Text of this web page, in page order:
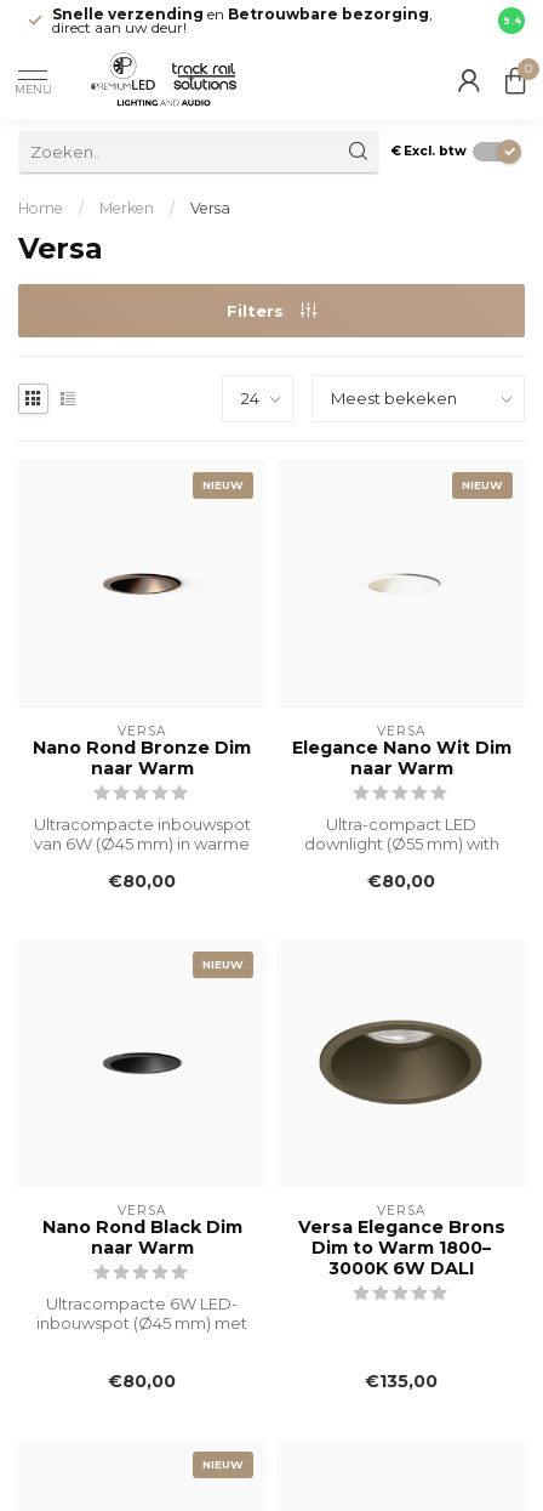
Snelle verzending en Betrouwbare bezorging,
direct aan uw deur!
Maak
9.4
MENU
0
€ Excl. btw
Home / Merken / Versa
Versa
Filters
NIEUW
VERSA
Nano Rond Bronze Dim
naar Warm
Ultracompacte inbouwspot
van 6W (Ø45 mm) in warme
sfeerv...
€80,00
NIEUW
VERSA
Elegance Nano Wit Dim
naar Warm
Ultra-compact LED
downlight (Ø55 mm) with
CRI >90, IP5...
€80,00
NIEUW
VERSA
Nano Rond Black Dim
naar Warm
Ultracompacte 6W LED-
inbouwspot (Ø45 mm) met
€80,00
VERSA
Versa Elegance Brons
Dim to Warm 1800–
3000K 6W DALI
€135,00
NIEUW